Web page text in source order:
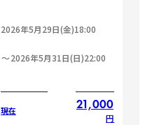
2026年5月29日(金)18:00
2026年5月31日(日)22:00
現在 21,000
円